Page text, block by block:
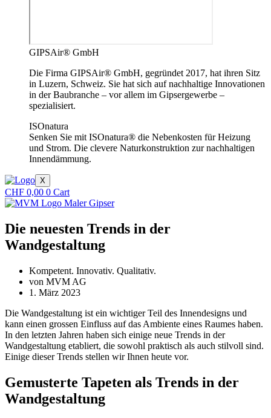
GIPSAir® GmbH
Die Firma GIPSAir® GmbH, gegründet 2017, hat ihren Sitz
in Luzern, Schweiz. Sie hat sich auf nachhaltige Innovationen
in der Baubranche – vor allem im Gipsergewerbe –
spezialisiert.
ISOnatura
Senken Sie mit ISOnatura® die Nebenkosten für Heizung
und Strom. Die clevere Naturkonstruktion zur nachhaltigen
Innendämmung.
X
CHF 0,00 0 Cart
Die neuesten Trends in der
Wandgestaltung
Kompetent. Innovativ. Qualitativ.
von MVM AG
1. März 2023
Die Wandgestaltung ist ein wichtiger Teil des Innendesigns und
kann einen grossen Einfluss auf das Ambiente eines Raumes haben.
In den letzten Jahren haben sich einige neue Trends in der
Wandgestaltung etabliert, die sowohl praktisch als auch stilvoll sind.
Einige dieser Trends stellen wir Ihnen heute vor.
Gemusterte Tapeten als Trends in der
Wandgestaltung